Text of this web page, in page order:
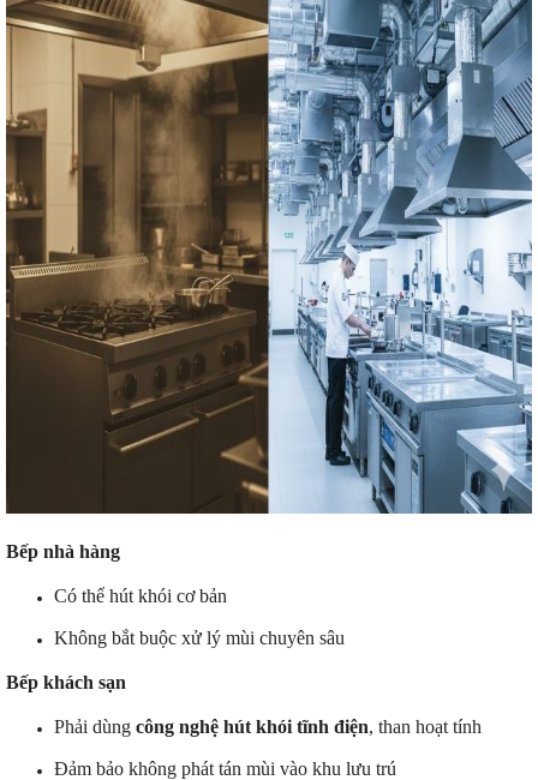
Bếp nhà hàng
Có thể hút khói cơ bản
Không bắt buộc xử lý mùi chuyên sâu
Bếp khách sạn
Phải dùng công nghệ hút khói tĩnh điện, than hoạt tính
Đảm bảo không phát tán mùi vào khu lưu trú